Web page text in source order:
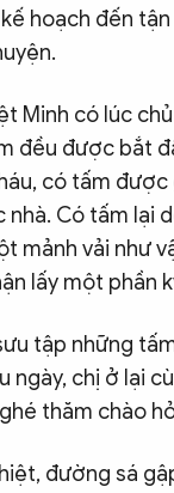
hoạch đến
Minh có lúc
đều được bắt
có tấm
Có tấm lại
mảnh vải như
lấy một phần
tập những
ngày, chị ở lại
thăm chào
đường sá